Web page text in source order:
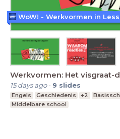
Werkvormen: Het visgraat-
15 days ago- 9 slides
Engels Geschiedenis +2
Middelbare school
WoW! - Werkvormen in